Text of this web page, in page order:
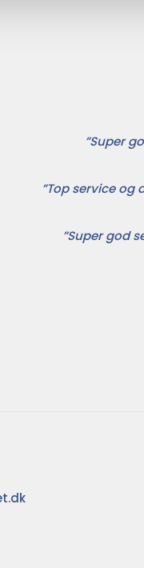
”Super
”Top service og
”Super god